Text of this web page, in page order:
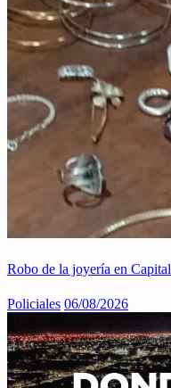
Robo de la joyería en
Policiales 06/08/2026